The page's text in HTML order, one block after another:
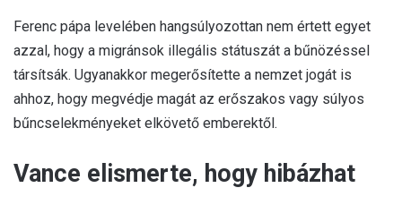
Ferenc pápa levelében hangsúlyozottan nem értett egyet
azzal, hogy a migránsok illegális státuszát a bűnözéssel
társítsák. Ugyanakkor megerősítette a nemzet jogát is
ahhoz, hogy megvédje magát az erőszakos vagy súlyos
bűncselekményeket elkövető emberektől.
Vance elismerte, hogy hibázhat